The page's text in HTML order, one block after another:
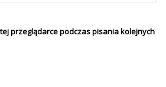
przeglądarce podczas pisania kolejnych